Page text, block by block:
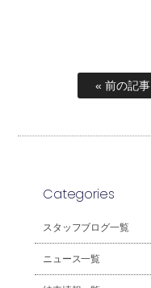
« 前の記事
Categories
スタッフブログ一覧
ニュース一覧